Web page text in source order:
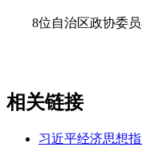
8位自治区政协委员
相关链接
习近平经济思想